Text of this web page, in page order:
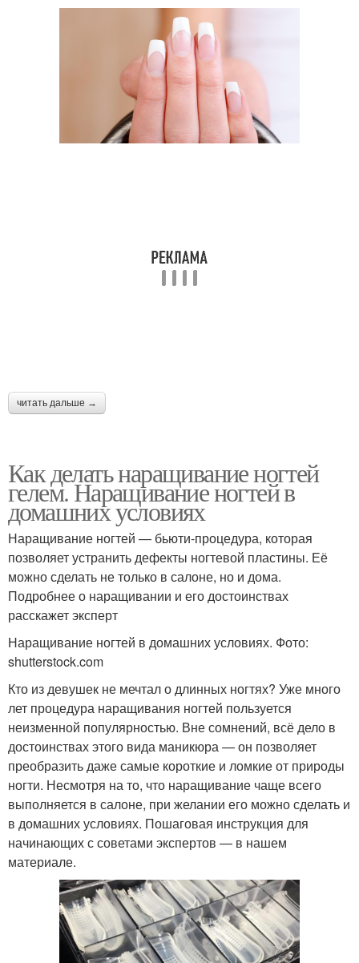
читать дальше →
Как делать наращивание ногтей
гелем. Наращивание ногтей в
домашних условиях
Наращивание ногтей — бьюти-процедура, которая
позволяет устранить дефекты ногтевой пластины. Её
можно сделать не только в салоне, но и дома.
Подробнее о наращивании и его достоинствах
расскажет эксперт
Наращивание ногтей в домашних условиях. Фото:
shutterstock.com
Кто из девушек не мечтал о длинных ногтях? Уже много
лет процедура наращивания ногтей пользуется
неизменной популярностью. Вне сомнений, всё дело в
достоинствах этого вида маникюра — он позволяет
преобразить даже самые короткие и ломкие от природы
ногти. Несмотря на то, что наращивание чаще всего
выполняется в салоне, при желании его можно сделать и
в домашних условиях. Пошаговая инструкция для
начинающих с советами экспертов — в нашем
материале.